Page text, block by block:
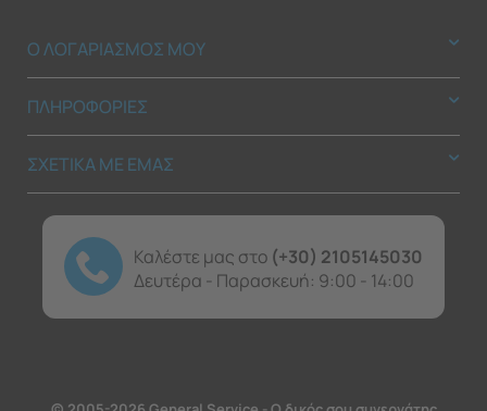
Ο ΛΟΓΑΡΙΑΣΜΟΣ ΜΟΥ
ΠΛΗΡΟΦΟΡΙΕΣ
ΣΧΕΤΙΚΑ ΜΕ ΕΜΑΣ
Καλέστε μας στο (+30) 2105145030
Δευτέρα - Παρασκευή: 9:00 - 14:00